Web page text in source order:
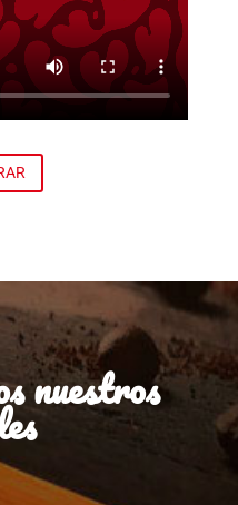
nuestros